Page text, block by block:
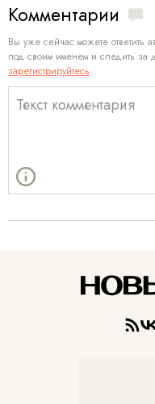
Комментарии
Вы уже сейчас можете ответить
под своим именем и следить за
зарегистрируйтесь